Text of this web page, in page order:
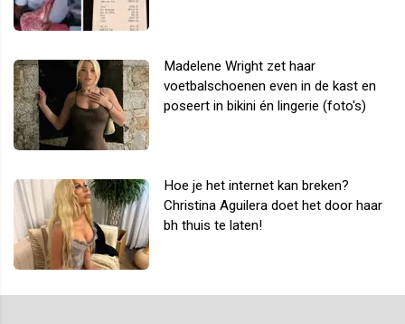
Madelene Wright zet haar
voetbalschoenen even in de kast en
poseert in bikini én lingerie (foto's)
Hoe je het internet kan breken?
Christina Aguilera doet het door haar
bh thuis te laten!